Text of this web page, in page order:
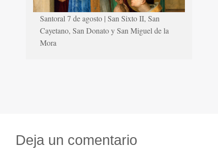
Santoral 7 de agosto | San Sixto II, San
Cayetano, San Donato y San Miguel de la
Mora
Deja un comentario